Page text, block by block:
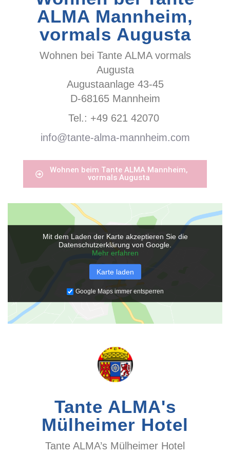
Mit dem Laden der Karte akzeptieren Sie die
Datenschutzerklärung von Google.
Mehr erfahren
Karte laden
Google Maps immer entsperren
ALMA Mannheim,
vormals Augusta
Wohnen bei Tante ALMA vormals
Augusta
Augustaanlage 43-45
D-68165 Mannheim
Tel.: +49 621 42070
info@tante-alma-mannheim.com
Wohnen beim Tante ALMA Mannheim,
vormals Augusta
Tante ALMA's
Mülheimer Hotel
Tante ALMA’s Mülheimer Hotel